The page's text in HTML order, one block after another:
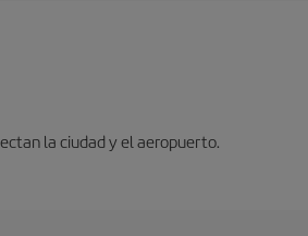
la ciudad y el aeropuerto.